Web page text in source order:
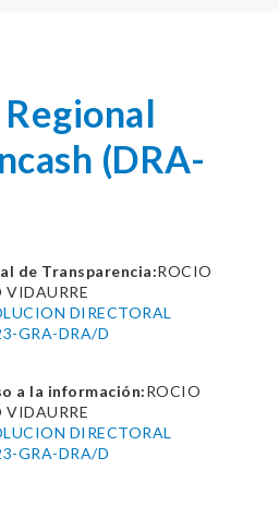
(DRA-
de Transparencia:ROCIO
VIDAURRE
DIRECTORAL
GRA-DRA/D
a la información:ROCIO
VIDAURRE
DIRECTORAL
GRA-DRA/D